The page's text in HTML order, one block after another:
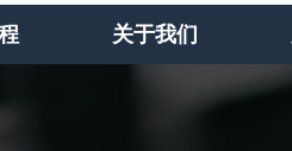
关于我们